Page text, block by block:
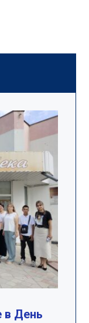
в День